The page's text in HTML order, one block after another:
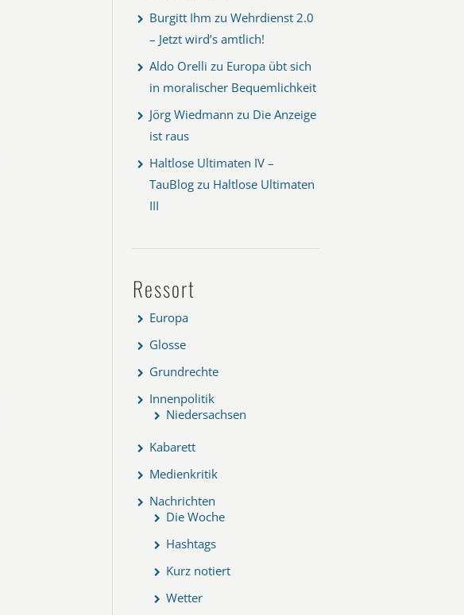
Burgitt Ihm zu Wehrdienst 2.0
– Jetzt wird’s amtlich!
Aldo Orelli zu Europa übt sich
in moralischer Bequemlichkeit
Jörg Wiedmann zu Die Anzeige
ist raus
Haltlose Ultimaten IV –
TauBlog zu Haltlose Ultimaten
III
Ressort
Europa
Glosse
Grundrechte
Innenpolitik
Niedersachsen
Kabarett
Medienkritik
Nachrichten
Die Woche
Hashtags
Kurz notiert
Wetter